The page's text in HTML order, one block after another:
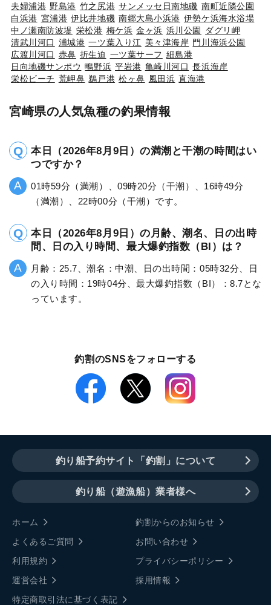
夫婦浦港 野島港 竹之尻港 サンメッセ日南地磯 南町近隣公園
白浜港 宮浦港 伊比井地磯 南郷大島小浜港 伊勢ケ浜海水浴場
中ノ瀬南防波堤 栄松港 梅ケ浜 金ヶ浜 浜川公園
ダグリ岬
清武川河口 浦城港 一ツ葉入り江 美々津海岸 門川海浜公園
広渡川河口 赤鼻 折生迫 一ツ葉サーフ 細島港
日向地磯サンポウ 鴫野浜 平岩港 亀崎川河口 長浜海岸
栄松ビーチ 荒岬鼻 鵜戸港 松ヶ鼻 風田浜 直海港
宮崎県の人気魚種の釣果情報
本日（2026年8月9日）の満潮と干潮の時間はい
つですか？
01時59分（満潮）、09時20分（干潮）、16時49分
（満潮）、22時00分（干潮）です。
本日（2026年8月9日）の月齢、潮名、日の出時
間、日の入り時間、最大爆釣指数（BI）は？
月齢：25.7、潮名：中潮、日の出時間：05時32分、日
の入り時間：19時04分、最大爆釣指数（BI）：8.7とな
っています。
釣割のSNSをフォローする
釣り船予約サイト「釣割」について
釣り船（遊漁船）業者様へ
ホーム
釣割からのお知らせ
よくあるご質問
お問い合わせ
利用規約
プライバシーポリシー
運営会社
採用情報
特定商取引法に基づく表記